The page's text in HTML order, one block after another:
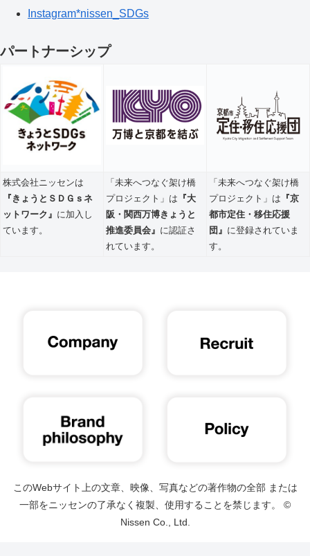
Instagram*nissen_SDGs
パートナーシップ
株式会社ニッセンは
『きょうとＳＤＧｓネ
ットワーク』 に加入し
ています。
「未来へつなぐ架け橋
プロジェクト」は 『大
阪・関西万博きょうと
推進委員会』 に認証さ
れています。
「未来へつなぐ架け橋
プロジェクト」は 『京
都市定住・移住応援
団』 に登録されていま
す。
このWebサイト上の文章、映像、写真などの著作物の全部 または
一部をニッセンの了承なく複製、使用することを禁じます。 ©
Nissen Co., Ltd.